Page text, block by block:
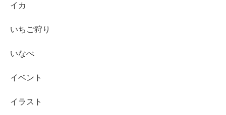
イカ
いちご狩り
いなべ
イベント
イラスト